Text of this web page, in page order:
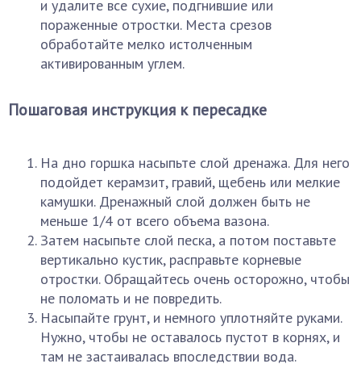
и удалите все сухие, подгнившие или
пораженные отростки. Места срезов
обработайте мелко истолченным
активированным углем.
Пошаговая инструкция к пересадке
На дно горшка насыпьте слой дренажа. Для него
подойдет керамзит, гравий, щебень или мелкие
камушки. Дренажный слой должен быть не
меньше 1/4 от всего объема вазона.
Затем насыпьте слой песка, а потом поставьте
вертикально кустик, расправьте корневые
отростки. Обращайтесь очень осторожно, чтобы
не поломать и не повредить.
Насыпайте грунт, и немного уплотняйте руками.
Нужно, чтобы не оставалось пустот в корнях, и
там не застаивалась впоследствии вода.